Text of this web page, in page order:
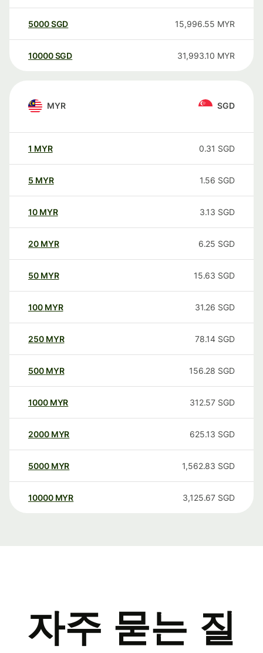
5000SGD 15,996.55 MYR
10000 SGD 31,993.10 MYR
MYR SGD
1 MYR 0.31 SGD
5 MYR 1.56 SGD
10 MYR 3.13 SGD
20 MYR 6.25 SGD
50 MYR 15.63 SGD
100 MYR 31.26 SGD
250 MYR 78.14 SGD
500 MYR 156.28 SGD
1000 MYR 312.57 SGD
2000 MYR 625.13 SGD
5000 MYR 1,562.83 SGD
10000 MYR 3,125.67 SGD
자주 묻는 질